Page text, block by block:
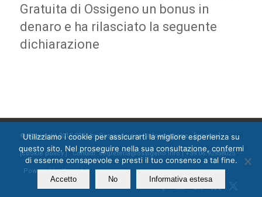
Gratuita di Ossigeno un bonus in
denaro e ha rilasciato la seguente
dichiarazione
© Copyright 2015-2024 by Ossigeno per l'informazione [privacy]
[cookie policy ] Contatti: segreteria@ossigeno.info | +39.06.92958025 -
Powered byKappabit
Utilizziamo i cookie per assicurarti la migliore esperienza su
questo sito. Nel proseguire nella sua consultazione, confermi
di esserne consapevole e presti il tuo consenso a tal fine.
Accetto No Informativa estesa